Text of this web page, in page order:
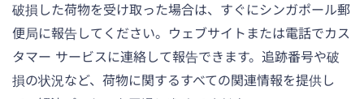
破損した荷物を受け取った場合は、すぐにシンガポール郵
便局に報告してください。ウェブサイトまたは電話でカス
タマー サービスに連絡して報告できます。追跡番号や破
損の状況など、荷物に関するすべての関連情報を提供し